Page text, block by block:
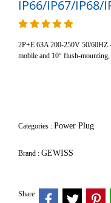
IP66/IP67/IP68/
2P+E 63A 200-250V 50/
mobile and 10° flush-
Categories : Power Plug
Brand : GEWISS
Share